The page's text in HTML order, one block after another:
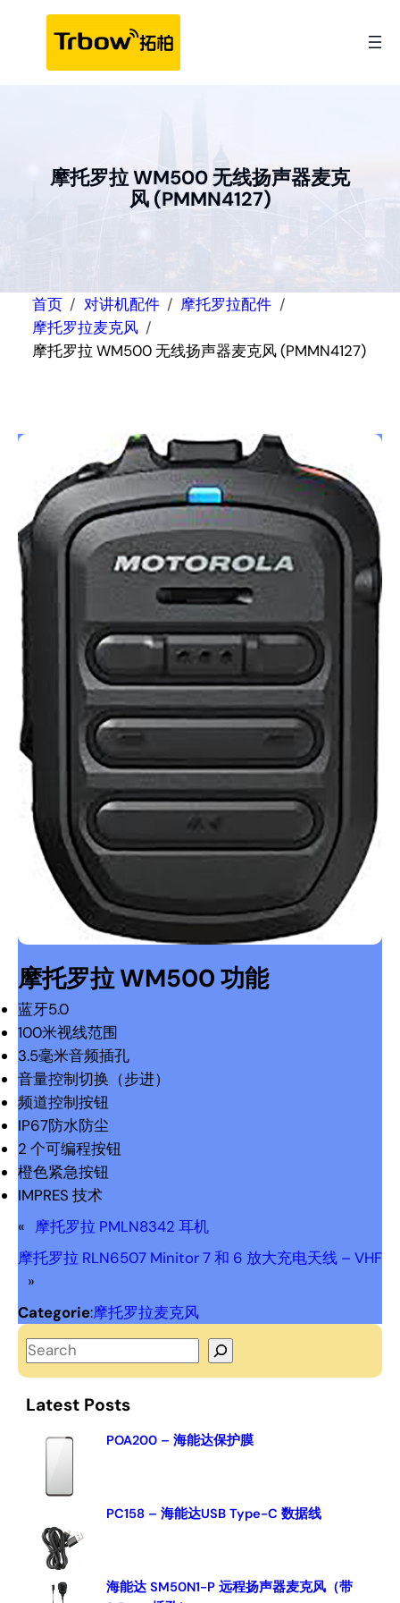
摩托罗拉 WM500 无线扬声器麦克
风 (PMMN4127)
首页 对讲机配件
摩托罗拉配件
摩托罗拉麦克风
摩托罗拉 WM500 无线扬声器麦克风 (PMMN4127)
摩托罗拉 WM500 功能
蓝牙5.0
100米视线范围
3.5毫米音频插孔
音量控制切换（步进）
频道控制按钮
IP67防水防尘
2 个可编程按钮
橙色紧急按钮
IMPRES 技术
« 摩托罗拉 PMLN8342 耳机
摩托罗拉 RLN6507 Minitor 7 和 6 放大充电天线 – VHF
»
Categorie:摩托罗拉麦克风
S
e
aLatest Posts
POA200 – 海能达保护膜
PC158 – 海能达USB Type-C 数据线
海能达 SM50N1-P 远程扬声器麦克风（带